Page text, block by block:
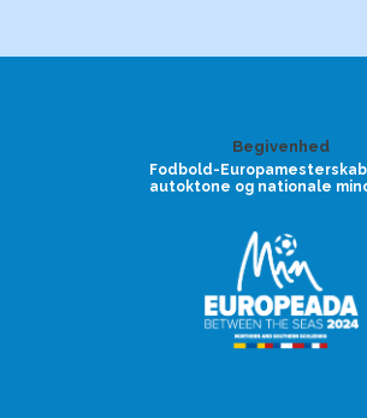
Begivenhed
Fodbold-
autoktone og nationale